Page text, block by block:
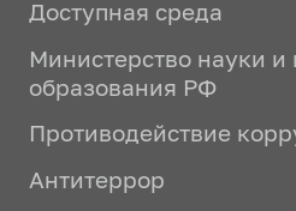
Доступная среда
Министерство науки и
образования РФ
Противодействие
Антитеррор